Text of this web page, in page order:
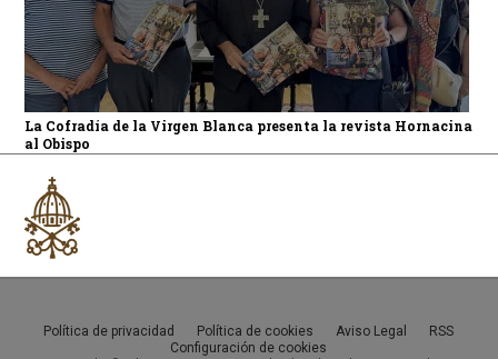
La Cofradía de la Virgen Blanca presenta la revista Hornacina
al Obispo
Política de privacidad Política de cookies Aviso Legal
RSS
Configuración de cookies